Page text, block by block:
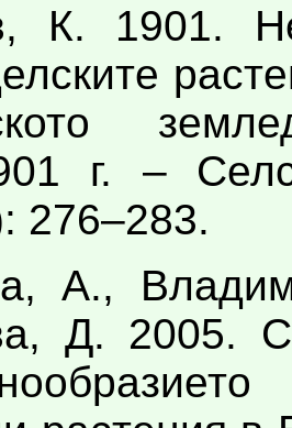
К. 1901.
г. –
276–283.
А.,
Д. 2005.